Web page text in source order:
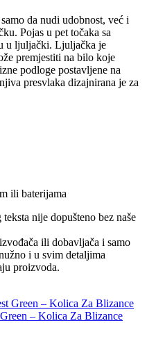
da nudi udobnost, već i
Pojas u pet točaka sa
u ljuljački. Ljuljačka je
premjestiti na bilo koje
podloge postavljene na
presvlaka dizajnirana je za
ili baterijama
nije dopušteno bez naše
ili dobavljača i samo
i u svim detaljima
proizvoda.
– Kolica Za Blizance